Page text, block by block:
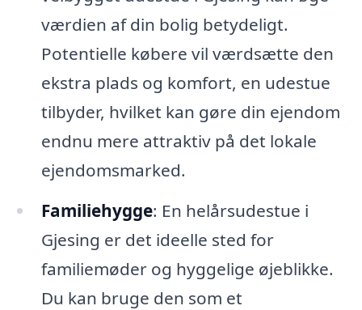
værdien af din bolig betydeligt.
Potentielle købere vil værdsætte den
ekstra plads og komfort, en udestue
tilbyder, hvilket kan gøre din ejendom
endnu mere attraktiv på det lokale
ejendomsmarked.
Familiehygge: En helårsudestue i
Gjesing er det ideelle sted for
familiemøder og hyggelige øjeblikke.
Du kan bruge den som et